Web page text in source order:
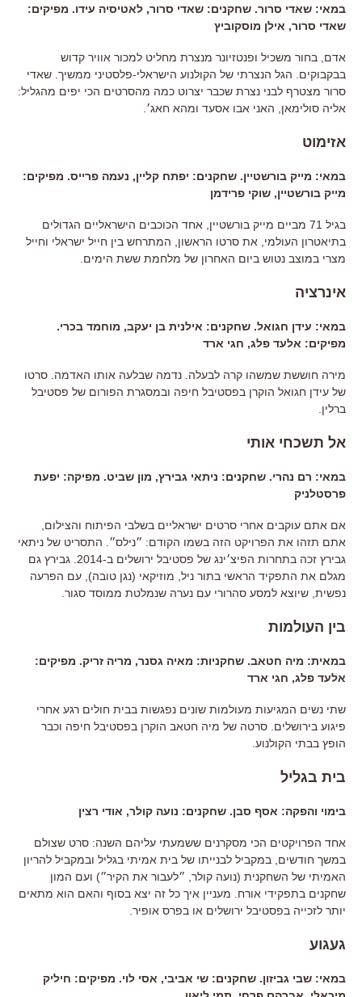
במאי: שאדי סרור. שחקנים: שאדי סרור, לאטיסיה עידו. מפיקים:
שאדי סרור, אילן מוסקוביץ
אדם, בחור משכיל ופנטזיונר מנצרת מחליט למכור אוויר קדוש
בבקבוקים. הגל הנצרתי של הקולנוע הישראלי-פלסטיני ממשיך. שאדי
סרור מצטרף לבני נצרת שכבר יצרוט כמה מהסרטים הכי יפים מהגליל:
אליה סולימאן, האני אבו אסעד ומהא חאג׳.
אזימוט
במאי: מייק בורשטיין. שחקנים: יפתח קליין, נעמה פרייס. מפיקים:
מייק בורשטיין, שוקי פרידמן
בגיל 71 מביים מייק בורשטיין, אחד הכוכבים הישראליים הגדולים
בתיאטרון העולמי, את סרטו הראשון, המתרחש בין חייל ישראלי וחייל
מצרי במוצב נטוש ביום האחרון של מלחמת ששת הימים.
אינרציה
במאי: עידן חגואל. שחקנים: אילנית בן יעקב, מוחמד בכרי.
מפיקים: אלעד פלג, חגי ארד
מירה חוששת שמשהו קרה לבעלה. נדמה שבלעה אותו האדמה. סרטו
של עידן חגואל הוקרן בפסטיבל חיפה ובמסגרת הפורום של פסטיבל
ברלין.
אל תשכחי אותי
במאי: רם נהרי. שחקנים: ניתאי גבירץ, מון שביט. מפיקה: יפעת
פרסטלניק
אם אתם עוקבים אחרי סרטים ישראליים בשלבי הפיתוח והצילום,
אתם תזהו את הפרויקט הזה בשמו הקודם: ״נילס״. התסריט של ניתאי
גבירץ זכה בתחרות הפיצ׳ינג של פסטיבל ירושלים ב-2014. גבירץ גם
מגלם את התפקיד הראשי בתור ניל, מוזיקאי (נגן טובה), עם הפרעה
נפשית, שיוצא למסע סהרורי עם נערה שנמלטת ממוסד סגור.
בין העולמות
במאית: מיה חטאב. שחקניות: מאיה גסנר, מריה זריק. מפיקים:
אלעד פלג, חגי ארד
שתי נשים המגיעות מעולמות שונים נפגשות בבית חולים רגע אחרי
פיגוע בירושלים. סרטה של מיה חטאב הוקרן בפסטיבל חיפה וכבר
הופץ בבתי הקולנוע.
בית בגליל
בימוי והפקה: אסף סבן. שחקנים: נועה קולר, אודי רצין
אחד הפרויקטים הכי מסקרנים ששמעתי עליהם השנה: סרט שצולם
במשך חודשים, במקביל לבנייתו של בית אמיתי בגליל ובמקביל להריון
האמיתי של השחקנית (נועה קולר, ״לעבור את הקיר״) ועם המון
שחקנים בתפקידי אורח. מעניין איך כל זה יצא בסוף והאם הוא מתאים
יותר לזכייה בפסטיבל ירושלים או בפרס אופיר.
געגוע
במאי: שבי גביזון. שחקנים: שי אביבי, אסי לוי. מפיקים: חיליק